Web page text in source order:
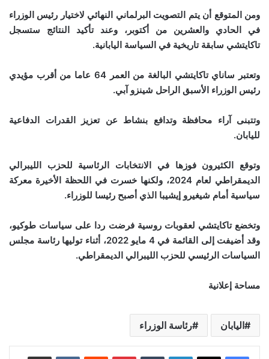
ومن المتوقع أن يتم التصويت البرلماني النهائي لاختيار رئيس الوزراء
في الحادي والعشرين من أكتوبر، وعند تأكيد النتائج ستسجل
تاكايتشي سابقة تاريخية في السياسة اليابانية.
وتعتبر ساناي تاكايتشي البالغة من العمر 64 عاما من أقرب مؤيدي
رئيس الوزراء الأسبق الراحل شينزو آبي.
وتتبنى آراء محافظة وتدافع بنشاط عن تعزيز القدرات الدفاعية
لليابان.
وتوقع الكثيرون فوزها في الانتخابات الرئاسية للحزب الليبرالي
الديمقراطي لعام 2024، ولكنها خسرت في اللحظة الأخيرة معركة
سياسية أمام شيغيرو إيشيبا الذي أصبح رئيسا للوزراء.
وتخضع تاكايتشي لعقوبات روسية فرضت ردا على سياسات طوكيو،
وقد أضيفت إلى القائمة في 4 مايو 2022، أثناء توليها رئاسة مجلس
السياسات الرئيسي للحزب الليبرالي الديمقراطي.
مساحة إعلانية
اليابان رئاسة الوزراء
لينكدإن بينتيريست ‏VKontakte